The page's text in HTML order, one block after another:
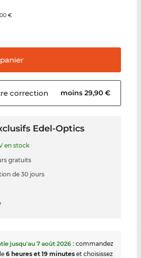
€
panier
correction moins 29,90 €
Edel-Optics
en stock
gratuits
de 30 jours
jusqu'au 7 août 2026: commandez
6 heures et 19 minuteset choisissez